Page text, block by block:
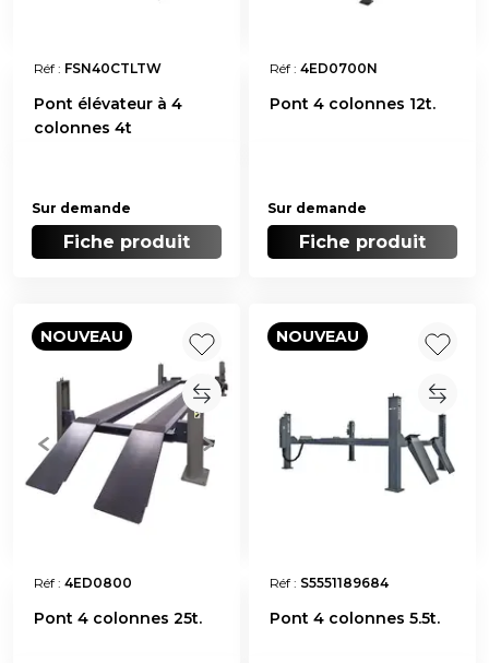
Réf : FSN40CTLTW
Pont élévateur à 4
colonnes 4t
Sur demande
Fiche produit
Réf : 4ED0700N
Pont 4 colonnes 12t.
Sur demande
Fiche produit
NOUVEAU
Réf : 4ED0800
Pont 4 colonnes 25t.
NOUVEAU
Réf : S5551189684
Pont 4 colonnes 5.5t.